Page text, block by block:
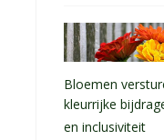
Bloemen
kleurrijke
en inclusiviteit